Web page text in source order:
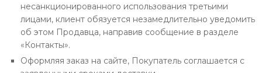
несанкционированного использования третьими
лицами, клиент обязуется незамедлительно уведомить
об этом Продавца, направив сообщение в разделе
«Контакты».
Оформляя заказ на сайте, Покупатель соглашается с